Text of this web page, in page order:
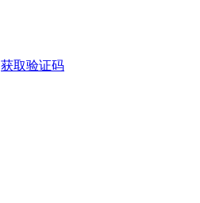
获取验证码